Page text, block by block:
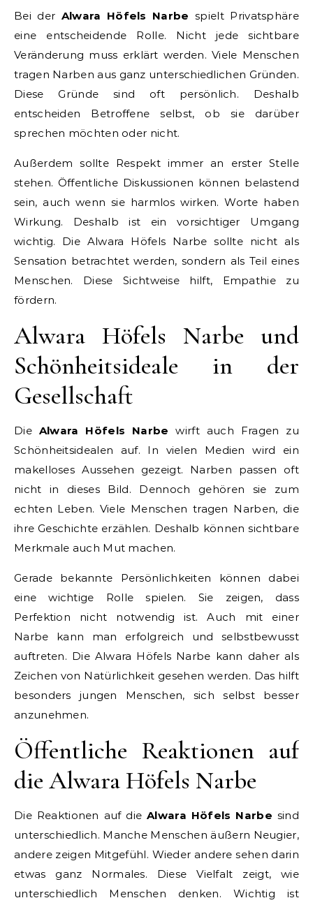
Bei der Alwara Höfels Narbe spielt Privatsphäre
eine entscheidende Rolle. Nicht jede sichtbare
Veränderung muss erklärt werden. Viele Menschen
tragen Narben aus ganz unterschiedlichen Gründen.
Diese Gründe sind oft persönlich. Deshalb
entscheiden Betroffene selbst, ob sie darüber
sprechen möchten oder nicht.
Außerdem sollte Respekt immer an erster Stelle
stehen. Öffentliche Diskussionen können belastend
sein, auch wenn sie harmlos wirken. Worte haben
Wirkung. Deshalb ist ein vorsichtiger Umgang
wichtig. Die Alwara Höfels Narbe sollte nicht als
Sensation betrachtet werden, sondern als Teil eines
Menschen. Diese Sichtweise hilft, Empathie zu
fördern.
Alwara Höfels Narbe und
Schönheitsideale in der
Gesellschaft
Die Alwara Höfels Narbe wirft auch Fragen zu
Schönheitsidealen auf. In vielen Medien wird ein
makelloses Aussehen gezeigt. Narben passen oft
nicht in dieses Bild. Dennoch gehören sie zum
echten Leben. Viele Menschen tragen Narben, die
ihre Geschichte erzählen. Deshalb können sichtbare
Merkmale auch Mut machen.
Gerade bekannte Persönlichkeiten können dabei
eine wichtige Rolle spielen. Sie zeigen, dass
Perfektion nicht notwendig ist. Auch mit einer
Narbe kann man erfolgreich und selbstbewusst
auftreten. Die Alwara Höfels Narbe kann daher als
Zeichen von Natürlichkeit gesehen werden. Das hilft
besonders jungen Menschen, sich selbst besser
anzunehmen.
Öffentliche Reaktionen auf
die Alwara Höfels Narbe
Die Reaktionen auf dieAlwara Höfels Narbe sind
unterschiedlich. Manche Menschen äußern Neugier,
andere zeigen Mitgefühl. Wieder andere sehen darin
etwas ganz Normales. Diese Vielfalt zeigt, wie
unterschiedlich Menschen denken. Wichtig ist